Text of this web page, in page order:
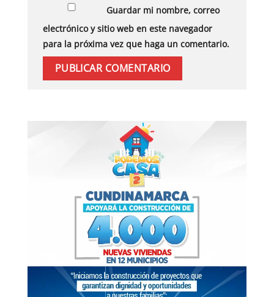
Guardar mi nombre, correo
electrónico y sitio web en este navegador
para la próxima vez que haga un comentario.